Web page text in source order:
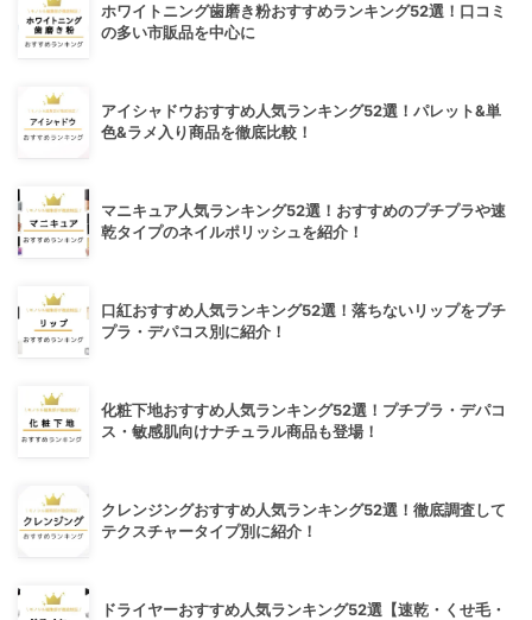
ホワイトニング歯磨き粉おすすめランキング52選！口コミ
の多い市販品を中心に
アイシャドウおすすめ人気ランキング52選！パレット&単
色&ラメ入り商品を徹底比較！
マニキュア人気ランキング52選！おすすめのプチプラや速
乾タイプのネイルポリッシュを紹介！
口紅おすすめ人気ランキング52選！落ちないリップをプチ
プラ・デパコス別に紹介！
化粧下地おすすめ人気ランキング52選！プチプラ・デパコ
ス・敏感肌向けナチュラル商品も登場！
クレンジングおすすめ人気ランキング52選！徹底調査して
テクスチャータイプ別に紹介！
ドライヤーおすすめ人気ランキング52選【速乾・くせ毛・